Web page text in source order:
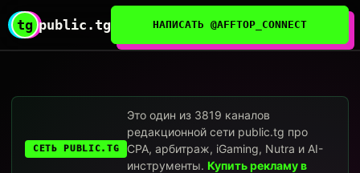
tg public.tg НАПИСАТЬ @AFFTOP_CONNECT
СЕТЬ PUBLIC.TG
Это один из 3819 каналов
редакционной сети public.tg про
CPA, арбитраж, iGaming, Nutra и AI-
инструменты.Купить рекламу в